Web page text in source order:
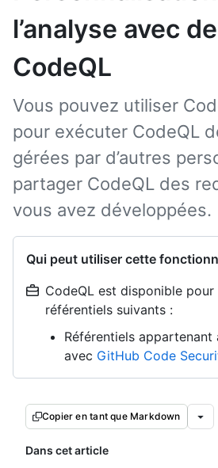
l’analyse avec
CodeQL
Vous pouvez utiliser
pour exécuter CodeQL
gérées par d’autres
partager CodeQL des
vous avez développées.
Qui peut utiliser cette
CodeQL est disponible
référentiels suivants :
Référentiels appartenant
avec GitHub Code
Copier en tant que Markdown
Dans cet article